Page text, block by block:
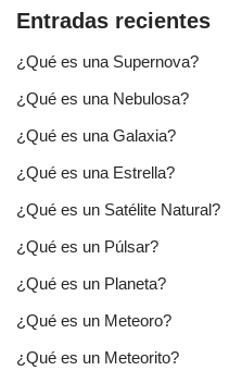
Entradas recientes
¿Qué es una Supernova?
¿Qué es una Nebulosa?
¿Qué es una Galaxia?
¿Qué es una Estrella?
¿Qué es un Satélite Natural?
¿Qué es un Púlsar?
¿Qué es un Planeta?
¿Qué es un Meteoro?
¿Qué es un Meteorito?